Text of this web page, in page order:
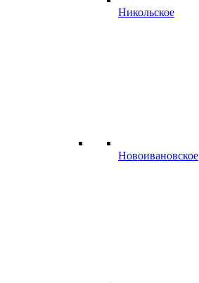
Никольское
Новоивановское